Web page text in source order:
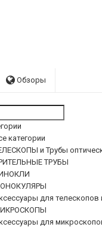
Обзоры
категории
и Трубы
ТРУБЫ
для телескопов
для